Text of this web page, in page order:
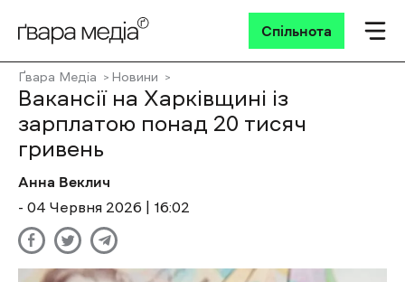
Спільнота
Ґвара Медіа Новини
Вакансії на Харківщині із
зарплатою понад 20 тисяч
гривень
Анна Веклич
- 04 Червня 2026 | 16:02